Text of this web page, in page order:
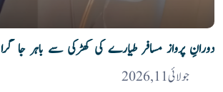
دورانِ پرواز مسافر طیارے کی کھڑکی سے باہر جا گرا
جولائی 11, 2026